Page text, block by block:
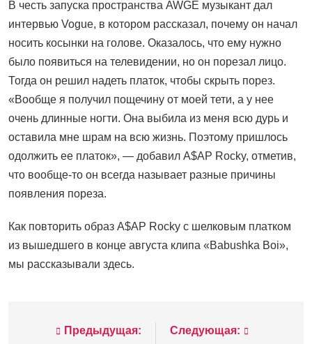
В честь запуска пространства AWGE музыкант дал
интервью Vogue, в котором рассказал, почему он начал
носить косынки на голове. Оказалось, что ему нужно
было появиться на телевидении, но он порезал лицо.
Тогда он решил надеть платок, чтобы скрыть порез.
«Вообще я получил пощечину от моей тети, а у нее
очень длинные ногти. Она выбила из меня всю дурь и
оставила мне шрам на всю жизнь. Поэтому пришлось
одолжить ее платок», — добавил A$AP Rocky, отметив,
что вообще-то он всегда называет разные причины
появления пореза.
Как повторить образ A$AP Rocky с шелковым платком
из вышедшего в конце августа клипа «Babushka Boi»,
мы рассказывали здесь.
Навигация
Предыдущая: Следующая: